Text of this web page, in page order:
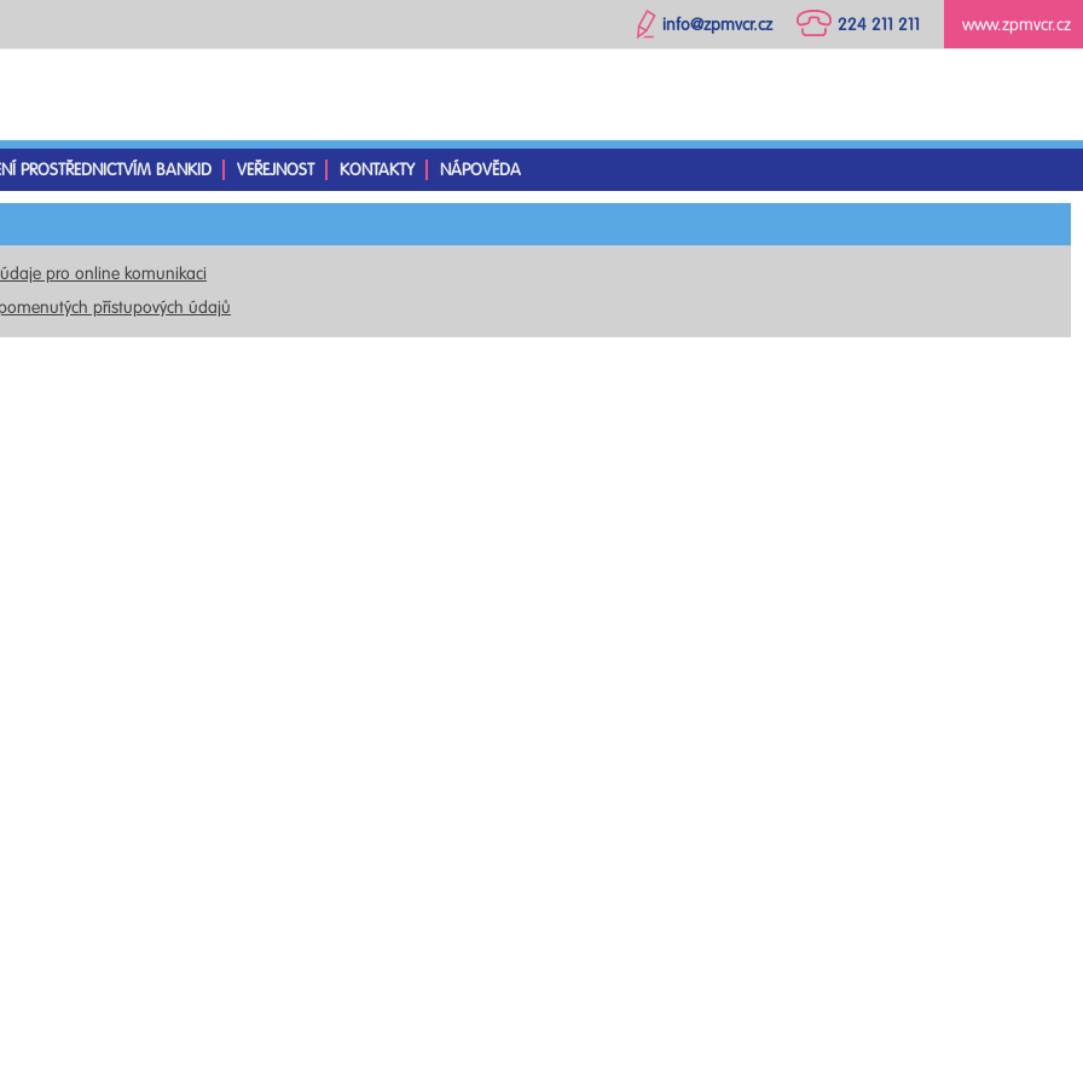
www.zpmvcr.cz
224 211 211
info@zpmvcr.cz
PROSTŘEDNICTVÍM BANKID VEŘEJNOST KONTAKTY NÁPOVĚDA
pro online komunikaci
přístupových údajů